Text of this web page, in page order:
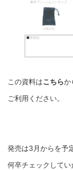
この資料はこちらか
ご利用ください。
発売は3月からを予
何卒チェックしてい